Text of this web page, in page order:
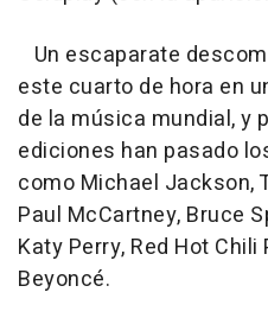
Un escaparate
este cuarto de hora en
de la música mundial, y
ediciones han pasado
como Michael Jackson,
Paul McCartney, Bruce
Katy Perry, Red Hot
Beyoncé.